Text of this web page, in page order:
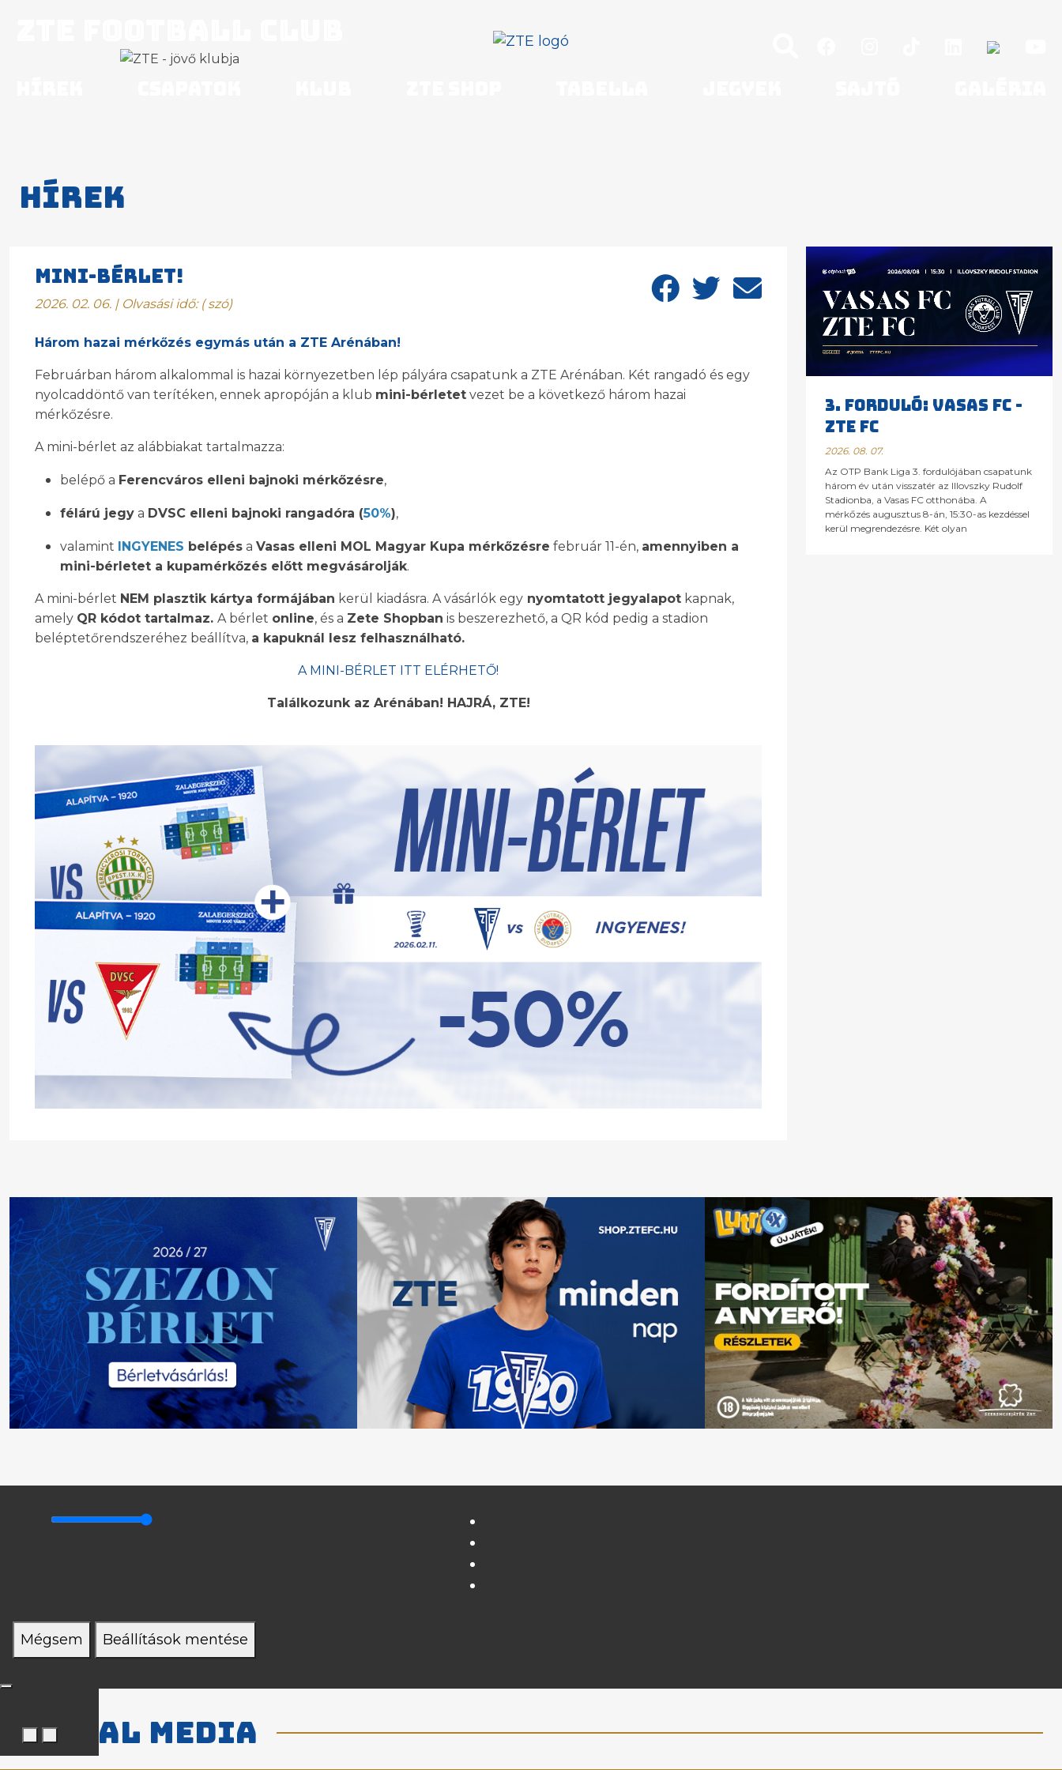
Hírek
MINI-BÉRLET!
2026. 02. 06. | Olvasási idő: (szó)
Három hazai mérkőzés egymás után a ZTE Arénában!
Februárban három alkalommal is hazai környezetben lép pályára csapatunk a ZTE Arénában. Két rangadó és egy
nyolcaddöntő van terítéken, ennek apropóján a klub mini-bérletet vezet be a következő három hazai
mérkőzésre.
A mini-bérlet az alábbiakat tartalmazza:
belépő a Ferencváros elleni bajnoki mérkőzésre,
félárú jegy a DVSC elleni bajnoki rangadóra (50%),
valamint INGYENES belépés a Vasas elleni MOL Magyar Kupa mérkőzésre február 11-én, amennyiben a
mini-bérletet a kupamérkőzés előtt megvásárolják.
A mini-bérlet NEM plasztik kártya formájában kerül kiadásra. A vásárlók egy nyomtatott jegyalapot kapnak,
amely QR kódot tartalmaz. A bérlet online, és a Zete Shopban is beszerezhető, a QR kód pedig a stadion
beléptetőrendszeréhez beállítva, a kapuknál lesz felhasználható.
A MINI-BÉRLET ITT ELÉRHETŐ!
Találkozunk az Arénában! HAJRÁ, ZTE!
3. FORDULÓ: VASAS FC -
ZTE FC
2026. 08. 07.
Az OTP Bank Liga 3. fordulójában csapatunk
három év után visszatér az Illovszky Rudolf
Stadionba, a Vasas FC otthonába. A
mérkőzés augusztus 8-án, 15:30-as kezdéssel
kerül megrendezésre. Két olyan
Mégsem Beállítások mentése
Social media